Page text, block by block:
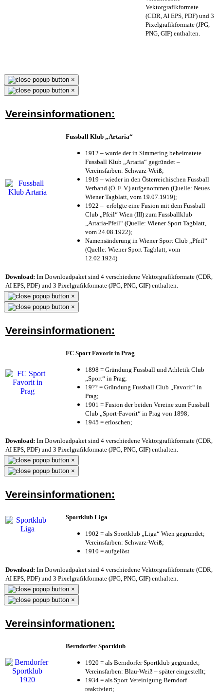
Vektorgrafikformate
(CDR, AI EPS, PDF) und 3
Pixelgrafikformate (JPG,
PNG, GIF) enthalten.
×
×
Vereinsinformationen:
Fussball Klub „Artaria“
1912 – wurde der in Simmering beheimatete
Fussball Klub „Artaria“ gegründet –
Vereinsfarben: Schwarz-Weiß;
1919 – wieder in den Österreichischen Fussball
Verband (Ö. F. V.) aufgenommen (Quelle: Neues
Wiener Tagblatt, vom 19.07.1919);
1922 – erfolgte eine Fusion mit dem Fussball
Club „Pfeil“ Wien (III) zum Fussballklub
„Artaria-Pfeil“ (Quelle: Wiener Sport Tagblatt,
vom 24.08.1922);
Namensänderung in Wiener Sport Club „Pfeil“
(Quelle: Wiener Sport Tagblatt, vom
12.02.1924)
Download: Im Downloadpaket sind 4 verschiedene Vektorgrafikformate (CDR,
AI EPS, PDF) und 3 Pixelgrafikformate (JPG, PNG, GIF) enthalten.
×
×
Vereinsinformationen:
FC Sport Favorit in Prag
1898 = Gründung Fussball und Athletik Club
„Sport“ in Prag;
19?? = Gründung Fussball Club „Favorit“ in
Prag;
1901 = Fusion der beiden Vereine zum Fussball
Club „Sport-Favorit“ in Prag von 1898;
1945 = erloschen;
Download: Im Downloadpaket sind 4 verschiedene Vektorgrafikformate (CDR,
AI EPS, PDF) und 3 Pixelgrafikformate (JPG, PNG, GIF) enthalten.
×
×
Vereinsinformationen:
Sportklub Liga
1902 = als Sportklub „Liga“ Wien gegründet;
Vereinsfarben: Schwarz-Weiß;
1910 = aufgelöst
Download: Im Downloadpaket sind 4 verschiedene Vektorgrafikformate (CDR,
AI EPS, PDF) und 3 Pixelgrafikformate (JPG, PNG, GIF) enthalten.
×
×
Vereinsinformationen:
Berndorfer Sportklub
1920 = als Berndorfer Sportklub gegründet;
Vereinsfarben: Blau-Weiß – später eingestellt;
1934 = als Sport Vereinigung Berndorf
reaktiviert;